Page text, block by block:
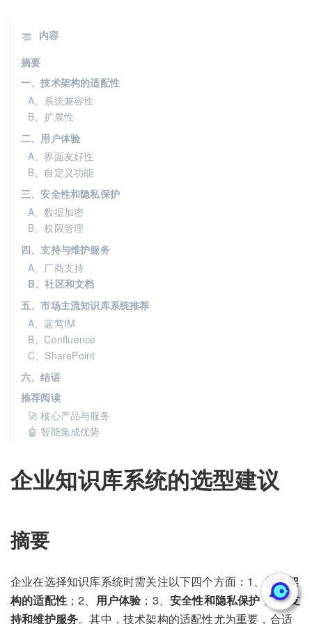
企业知识库系统的选型建议
摘要
企业在选择知识库系统时需关注以下四个方面：1、技术架
构的适配性 ；2、 用户体验 ；3、安全性和隐私保护；4、支
持和维护服务。其中，技术架构的适配性尤为重要，合适
内容
摘要
一、技术架构的适配性
A、系统兼容性
B、扩展性
二、用户体验
A、界面友好性
B、自定义功能
三、安全性和隐私保护
A、数据加密
B、权限管理
四、支持与维护服务
A、厂商支持
B、社区和文档
五、市场主流知识库系统推荐
A、蓝莺IM
B、Confluence
C、SharePoint
六、结语
推荐阅读
🚀 核心产品与服务
🤖 智能集成优势